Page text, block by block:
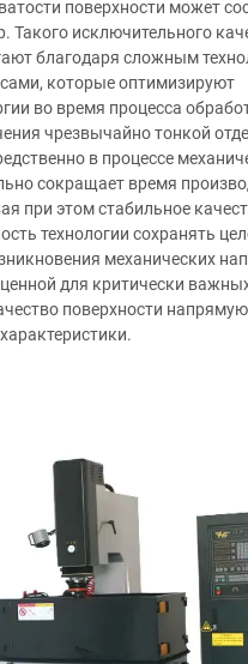
поверхности может
Такого исключительного
благодаря сложным
которые оптимизируют
во время процесса
чрезвычайно тонкой
в процессе
сокращает время
при этом стабильное
технологии сохранять
механических
ценной для критически
поверхности